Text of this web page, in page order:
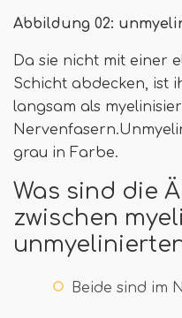
Abbildung 02:
Da sie nicht mit einer
Schicht abdecken, ist
langsam als
grau in Farbe.
Was sind die
zwischen
Beide sind im